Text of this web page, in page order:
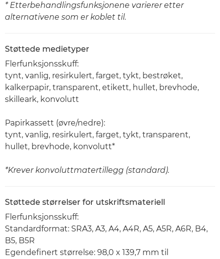
* Etterbehandlingsfunksjonene varierer etter
alternativene som er koblet til.
Støttede medietyper
Flerfunksjonsskuff:
tynt, vanlig, resirkulert, farget, tykt, bestrøket,
kalkerpapir, transparent, etikett, hullet, brevhode,
skilleark, konvolutt
Papirkassett (øvre/nedre):
tynt, vanlig, resirkulert, farget, tykt, transparent,
hullet, brevhode, konvolutt*
*Krever konvoluttmatertillegg (standard).
Støttede størrelser for utskriftsmateriell
Flerfunksjonsskuff:
Standardformat: SRA3, A3, A4, A4R, A5, A5R, A6R, B4,
B5, B5R
Egendefinert størrelse: 98,0 x 139,7 mm til